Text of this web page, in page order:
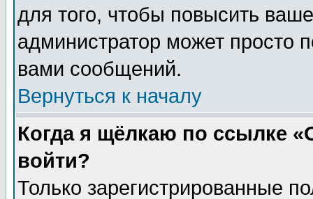
для того, чтобы повысить
администратор может просто
вами сообщений.
Вернуться к началу
Когда я щёлкаю по ссылке
войти?
Только зарегистрированные